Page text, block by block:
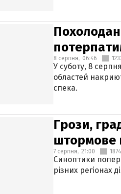
8 серпня, 06:46
У суботу, 8
областей
спека.
Грози,
штормове
7 серпня, 21:00 1874
Синоптики
різних регіонах